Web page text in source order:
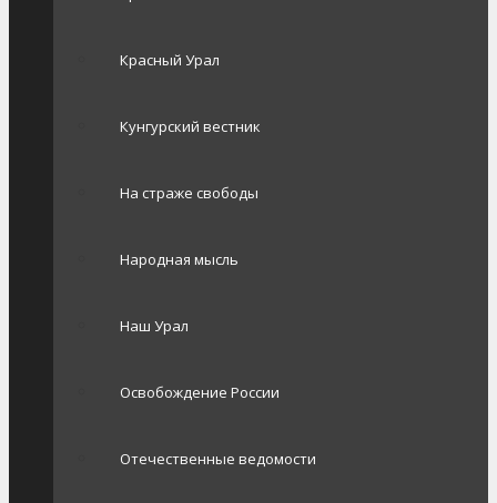
Красный Урал
Кунгурский вестник
На страже свободы
Народная мысль
Наш Урал
Освобождение России
Отечественные ведомости